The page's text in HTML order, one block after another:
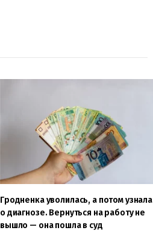
Гродненка уволилась, а потом узнала
о диагнозе. Вернуться на работу не
вышло — она пошла в суд